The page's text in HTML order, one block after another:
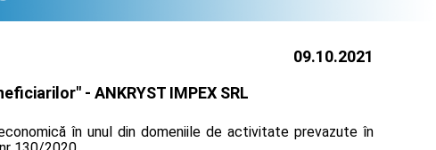
09.10.2021
- ANKRYST IMPEX SRL
în unul din domeniile de activitate prevazute în